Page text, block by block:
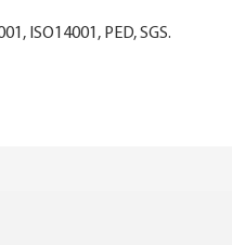
ISO14001, PED, SGS.